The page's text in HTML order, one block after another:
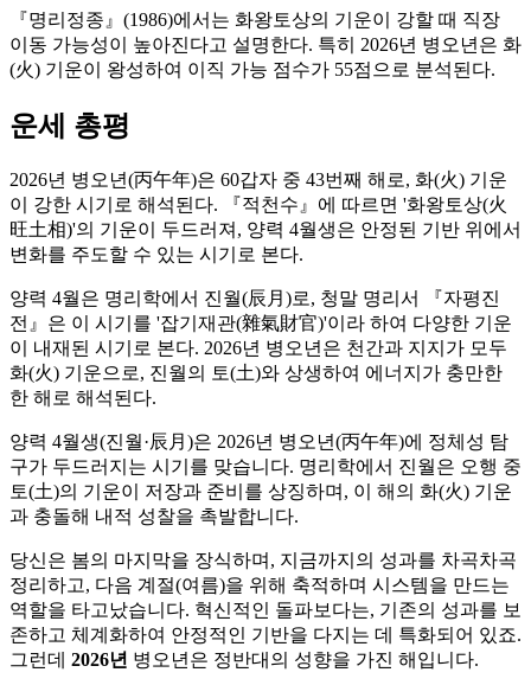
『명리정종』(1986)에서는 화왕토상의 기운이 강할 때 직장
이동 가능성이 높아진다고 설명한다. 특히 2026년 병오년은 화
(火) 기운이 왕성하여 이직 가능 점수가 55점으로 분석된다.
운세 총평
2026년 병오년(丙午年)은 60갑자 중 43번째 해로, 화(火) 기운
이 강한 시기로 해석된다. 『적천수』에 따르면 '화왕토상(火
旺土相)'의 기운이 두드러져, 양력 4월생은 안정된 기반 위에서
변화를 주도할 수 있는 시기로 본다.
양력 4월은 명리학에서 진월(辰月)로, 청말 명리서 『자평진
전』은 이 시기를 '잡기재관(雜氣財官)'이라 하여 다양한 기운
이 내재된 시기로 본다. 2026년 병오년은 천간과 지지가 모두
화(火) 기운으로, 진월의 토(土)와 상생하여 에너지가 충만한
한 해로 해석된다.
양력 4월생(진월·辰月)은 2026년 병오년(丙午年)에 정체성 탐
구가 두드러지는 시기를 맞습니다. 명리학에서 진월은 오행 중
토(土)의 기운이 저장과 준비를 상징하며, 이 해의 화(火) 기운
과 충돌해 내적 성찰을 촉발합니다.
당신은 봄의 마지막을 장식하며, 지금까지의 성과를 차곡차곡
정리하고, 다음 계절(여름)을 위해 축적하며 시스템을 만드는
역할을 타고났습니다. 혁신적인 돌파보다는, 기존의 성과를 보
존하고 체계화하여 안정적인 기반을 다지는 데 특화되어 있죠.
그런데 2026년 병오년은 정반대의 성향을 가진 해입니다.